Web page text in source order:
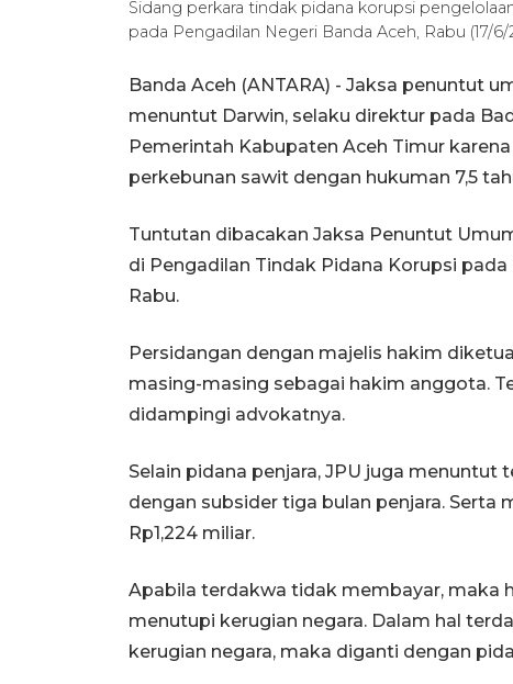
Sidang perkara tindak pidana korupsi
pada Pengadilan Negeri Banda Aceh, Rabu (17/
Banda Aceh (ANTARA) - Jaksa penuntut
menuntut Darwin, selaku direktur pada
Pemerintah Kabupaten Aceh Timur
perkebunan sawit dengan hukuman 7,5
Tuntutan dibacakan Jaksa Penuntut
di Pengadilan Tindak Pidana Korupsi
Rabu.
Persidangan dengan majelis hakim
masing-masing sebagai hakim anggota.
didampingi advokatnya.
Selain pidana penjara, JPU juga
dengan subsider tiga bulan penjara. Serta
Rp1,224 miliar.
Apabila terdakwa tidak membayar, maka
menutupi kerugian negara. Dalam hal
kerugian negara, maka diganti dengan